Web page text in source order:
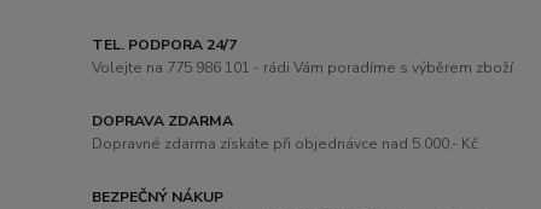
TEL. PODPORA 24/7
Volejte na 775 986 101 - rádi Vám poradíme s výběrem zboží
DOPRAVA ZDARMA
Dopravné zdarma získáte při objednávce nad 5.000,- Kč
BEZPEČNÝ NÁKUP